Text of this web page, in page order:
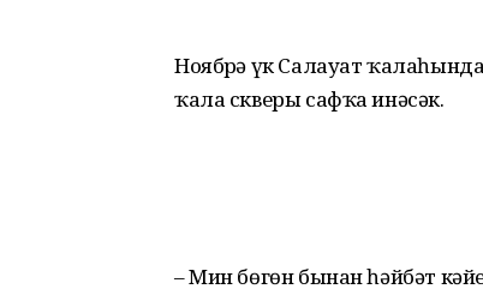
Ноябрҙә үк Салауат
ҡала скверы сафҡа инәсәк.
– Мин бөгөн бынан һәйбәт